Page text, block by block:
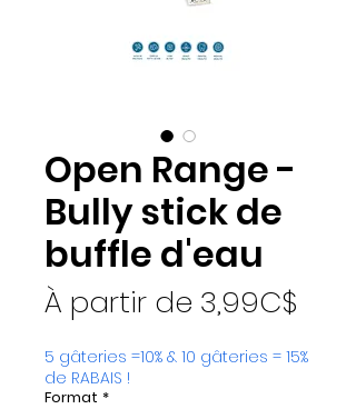
Open Range -
Bully stick de
buffle d'eau
À partir de 3,99C$
5 gâteries =10% & 10 gâteries = 15%
de RABAIS !
Format *